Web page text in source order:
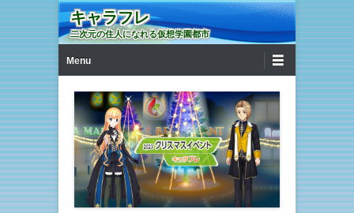
キャラフレ
二次元の住人になれる仮想学園都市
Menu